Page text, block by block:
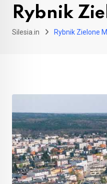
Rybnik
Silesia.in Rybnik Zielone